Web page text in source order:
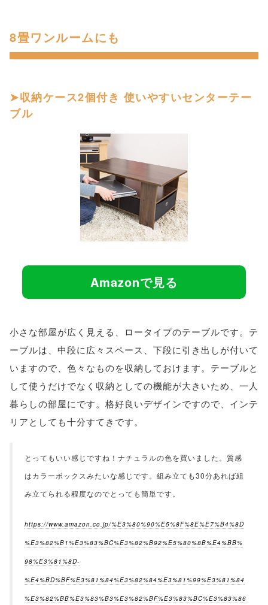
8畳ワンルームにも
収納ケース2個付き 使いやすいセンターテー
ブル
Amazonで見る
小さな部屋が広く見える、ロータイプのテーブルです。テ
ーブルは、中段に広々スペース、下段に引き出しが付いて
いますので、色々なものを収納しておけます。テーブルと
して使うだけでなく収納としての機能が大きいため、一人
暮らしの部屋にです。格好良いデザインですので、インテ
リアとしても十分すてきです。
とってもいい感じですね！ナチュラルの色を買いました。質感
はカラーボックスみたいな感じです。組み立ても30分あれば組
み立てられる程度なのでとっても簡単です。
https://www.amazon.co.jp/%E3%80%90%E5%8F%8E%E7%B4%8D
%E3%82%B1%E3%83%BC%E3%82%B92%E5%80%8B%E4%BB%
98%E3%81%8D-
%E4%BD%BF%E3%81%84%E3%82%84%E3%81%99%E3%81%84
%E3%82%BB%E3%83%B3%E3%82%BF%E3%83%BC%E3%83%86